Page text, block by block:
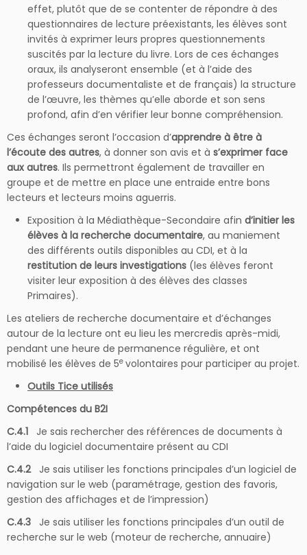
effet, plutôt que de se contenter de répondre à des
questionnaires de lecture préexistants, les élèves sont
invités à exprimer leurs propres questionnements
suscités par la lecture du livre. Lors de ces échanges
oraux, ils analyseront ensemble (et à l’aide des
professeurs documentaliste et de français) la structure
de l’œuvre, les thèmes qu’elle aborde et son sens
profond, afin d’en vérifier leur bonne compréhension.
Ces échanges seront l’occasion d’apprendre à être à
l’écoute des autres, à donner son avis et à s’exprimer face
aux autres. Ils permettront également de travailler en
groupe et de mettre en place une entraide entre bons
lecteurs et lecteurs moins aguerris.
Exposition à la Médiathèque-Secondaire afin d’initier les
élèves à la recherche documentaire, au maniement
des différents outils disponibles au CDI, et à la
restitution de leurs investigations (les élèves feront
visiter leur exposition à des élèves des classes
Primaires).
Les ateliers de recherche documentaire et d’échanges
autour de la lecture ont eu lieu les mercredis après-midi,
pendant une heure de permanence régulière, et ont
mobilisé les élèves de 5e volontaires pour participer au projet.
Outils Tice utilisés
Compétences du B2I
C.4.1 Je sais rechercher des références de documents à
l’aide du logiciel documentaire présent au CDI
C.4.2 Je sais utiliser les fonctions principales d’un logiciel de
navigation sur le web (paramétrage, gestion des favoris,
gestion des affichages et de l’impression)
C.4.3 Je sais utiliser les fonctions principales d’un outil de
recherche sur le web (moteur de recherche, annuaire)